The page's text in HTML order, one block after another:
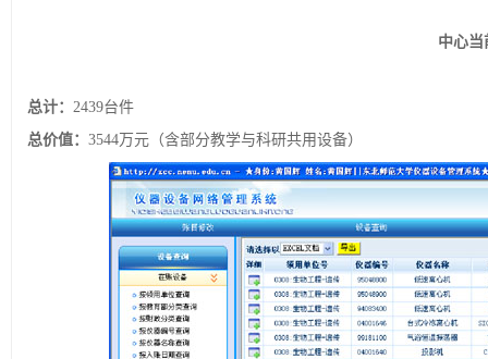
中心当
总计： 2439台件
总价值： 3544万元（含部分教学与科研共用设备）